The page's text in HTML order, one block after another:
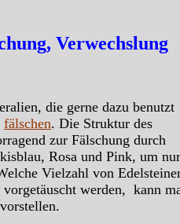
Verwechslung
die gerne dazu benutzt
fälschen. Die Struktur des
zur Fälschung durch
Rosa und Pink, um nur
Vielzahl von
vorgetäuscht werden, kann